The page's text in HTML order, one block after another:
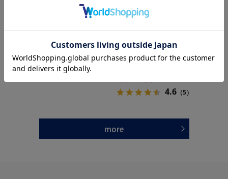
全3色
【完全ノーアイロン】ロンビックセミワイド
吸汗速乾ワイシャツ春夏
WEB価格： 3,190円 (税込)
4.8（4）
【即納】WEB限定【完全ノーアイロン】半袖
shirtワイシャツ春夏
30%off
WEB価格： 4,390円 (税込)
4.6 （5）
more